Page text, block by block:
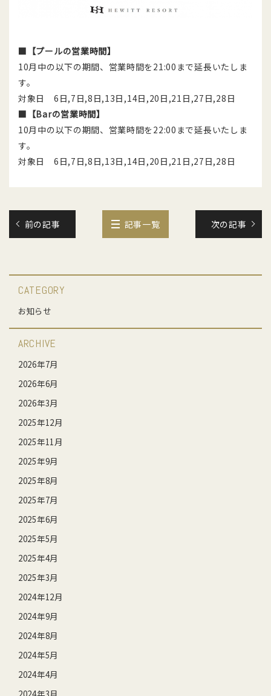
■【プールの営業時間】
10月中の以下の期間、営業時間を21:00まで延長いたしま
す。
対象日 6日,7日,8日,13日,14日,20日,21日,27日,28日
■【Barの営業時間】
10月中の以下の期間、営業時間を22:00まで延長いたしま
す。
対象日 6日,7日,8日,13日,14日,20日,21日,27日,28日
前の記事 記事一覧 次の記事
CATEGORY
お知らせ
ARCHIVE
2026年7月
2026年6月
2026年3月
2025年12月
2025年11月
2025年9月
2025年8月
2025年7月
2025年6月
2025年5月
2025年4月
2025年3月
2024年12月
2024年9月
2024年8月
2024年5月
2024年4月
2024年3月